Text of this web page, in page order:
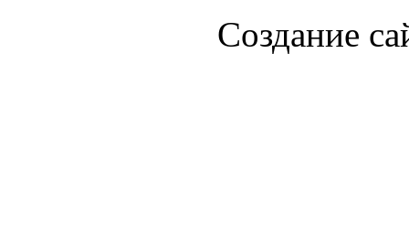
Создание